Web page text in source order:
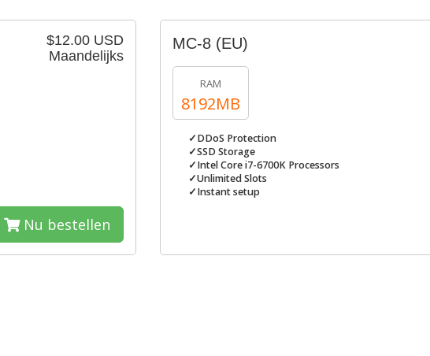
$12.00 USD
Maandelijks
Nu bestellen
MC-8 (EU)
RAM
8192MB
✓DDoS Protection
✓SSD Storage
✓Intel Core i7-6700K Processors
✓Unlimited Slots
✓Instant setup